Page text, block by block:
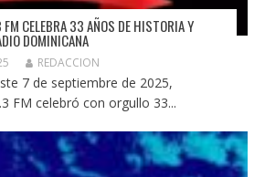
CELEBRA 33 AÑOS DE HISTORIA Y
DOMINICANA
REDACCION
7 de septiembre de 2025,
FM celebró con orgullo 33...